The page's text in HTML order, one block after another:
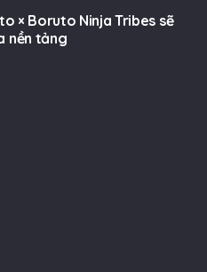
× Boruto Ninja Tribes sẽ
nền tảng